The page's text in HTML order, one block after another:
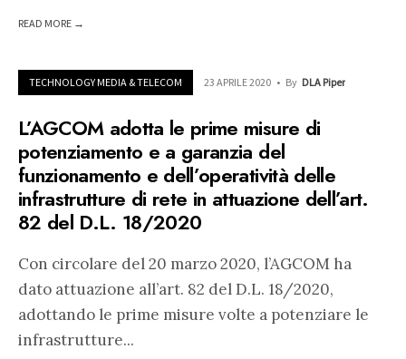
READ MORE →
TECHNOLOGY MEDIA & TELECOM 23 APRILE 2020 • By DLA Piper
L’AGCOM adotta le prime misure di
potenziamento e a garanzia del
funzionamento e dell’operatività delle
infrastrutture di rete in attuazione dell’art.
82 del D.L. 18/2020
Con circolare del 20 marzo 2020, l’AGCOM ha
dato attuazione all’art. 82 del D.L. 18/2020,
adottando le prime misure volte a potenziare le
infrastrutture...